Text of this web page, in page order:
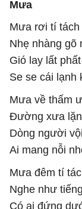
Mưa
Mưa rơi tí tách
Nhẹ nhàng gõ
Gió lay lất
Se se cái lạnh
Mưa về thấm
Đường xưa
Dòng người
Ai mang nỗi
Mưa đêm tí
Nghe như
Có ai đứng